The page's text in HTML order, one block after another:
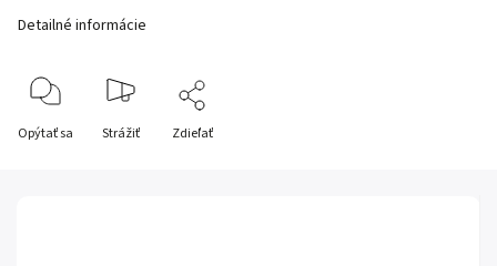
Detailné informácie
Opýtať sa Strážiť Zdieľať